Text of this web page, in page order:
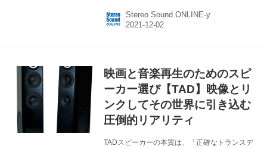
S13J-Xは￥39,000前後となる。 近年、テレワ
ークの浸透に伴って、会社外での重要なデータ
いるという。 そこでパイオニアでは、BDや
BDXL規格のメディア（ディスク）や、アーカ
イブ用光学メディアM-DISCへの...
Stereo Sound ONLINE-y
映画と音楽再生のためのスピ
ーカー選び【TAD】映像とリ
ンクしてその世界に引き込む
圧倒的リアリティ
TADスピーカーの本質は、「正確なトランスデ